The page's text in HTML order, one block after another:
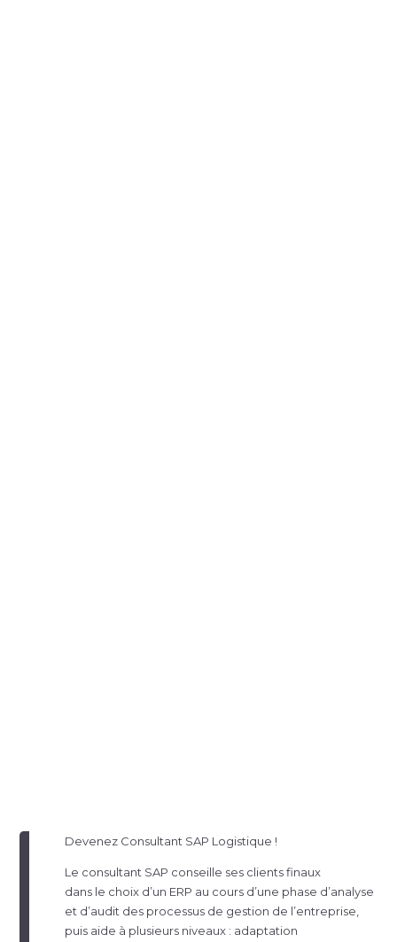
Devenez Consultant SAP Logistique !
Le consultant SAP conseille ses clients finaux
dans le choix d’un ERP au cours d’une phase d’analyse
et d’audit des processus de gestion de l’entreprise,
puis aide à plusieurs niveaux : adaptation